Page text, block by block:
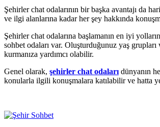
Şehirler chat odalarının bir başka avantajı da
ve ilgi alanlarına kadar her şey hakkında
Şehirler chat odalarına başlamanın en iyi
sohbet odaları var. Oluşturduğunuz yaş
kurmanıza yardımcı olabilir.
Genel olarak, şehirler chat odaları dünyanın
konularla ilgili konuşmalara katılabilir ve hatta